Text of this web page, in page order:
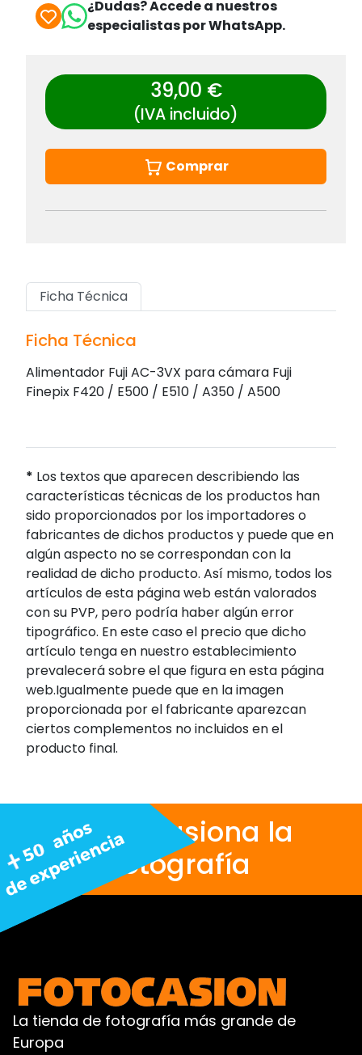
¿Dudas? Accede a nuestros
especialistas por WhatsApp.
39,00 €
(IVA incluido)
Comprar
Ficha Técnica
Ficha Técnica
Alimentador Fuji AC-3VX para cámara Fuji
Finepix F420 / E500 / E510 / A350 / A500
* Los textos que aparecen describiendo las
características técnicas de los productos han
sido proporcionados por los importadores o
fabricantes de dichos productos y puede que en
algún aspecto no se correspondan con la
realidad de dicho producto. Así mismo, todos los
artículos de esta página web están valorados
con su PVP, pero podría haber algún error
tipográfico. En este caso el precio que dicho
artículo tenga en nuestro establecimiento
prevalecerá sobre el que figura en esta página
web.Igualmente puede que en la imagen
proporcionada por el fabricante aparezcan
ciertos complementos no incluidos en el
producto final.
Nos apasiona la
fotografía
La tienda de fotografía más grande de
Europa